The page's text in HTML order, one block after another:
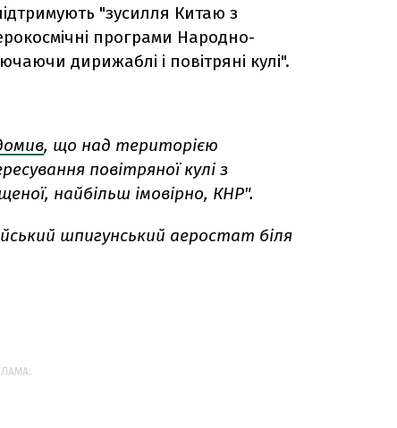
"зусилля Китаю з
програми Народно-
дирижаблі і повітряні кулі".
, що над територією
повітряної кулі з
найбільш імовірно, КНР".
шпигунський аеростат біля